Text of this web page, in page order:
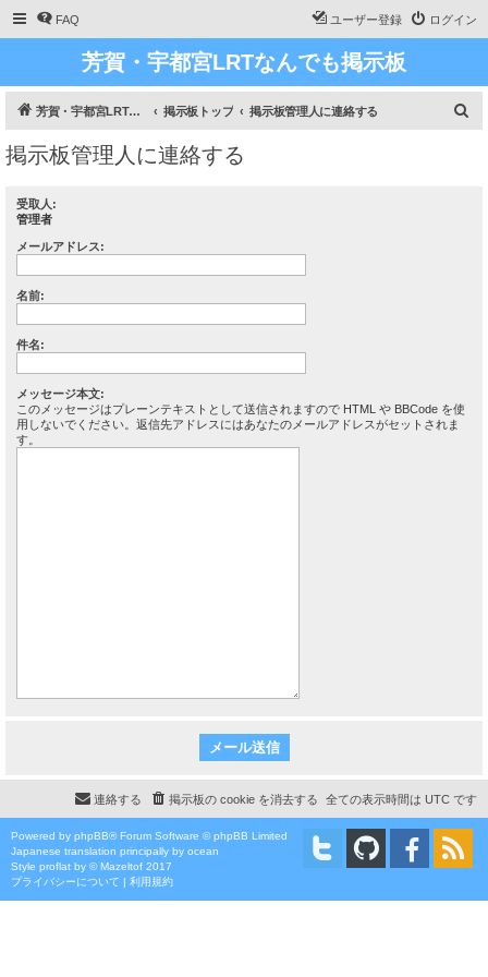
FAQ ログイン
ユーザー登録
芳賀・宇都宮LRTなんでも掲示板
芳賀・宇都宮LRT、ライトライン研究 掲示板トップ 掲示板管理人に連絡する
掲示板管理人に連絡する
受取人:
管理者
メールアドレス:
名前:
件名:
メッセージ本文:
このメッセージはプレーンテキストとして送信されますので HTML や BBCode を使
用しないでください。返信先アドレスにはあなたのメールアドレスがセットされま
す。
全ての表示時間は UTC です
掲示板の cookie を消去する
連絡する
Powered by phpBB® Forum Software © phpBB Limited
Japanese translation principally by ocean
Style proflat by ©Mazeltof 2017
プライバシーについて | 利用規約